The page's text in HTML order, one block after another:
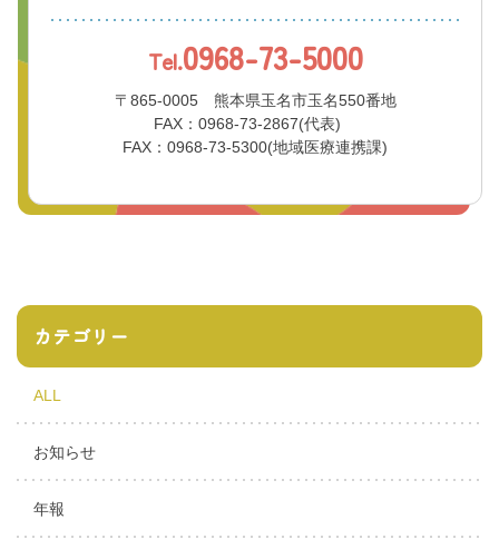
Tel.0968-73-5000
〒865-0005 熊本県玉名市玉名550番地
FAX：0968-73-2867(代表)
FAX：0968-73-5300(地域医療連携課)
カテゴリー
ALL
お知らせ
年報